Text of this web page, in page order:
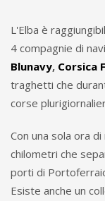
L'Elba è
4 compagnie di
Blunavy, Corsica
traghetti che
corse
Con una sola ora
chilometri che
porti di
Esiste anche un